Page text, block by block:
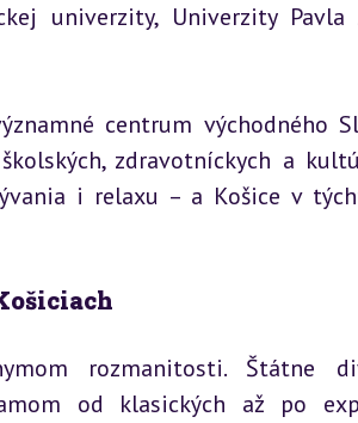
univerzity, Univerzity
centrum východného
zdravotníckych a
i relaxu – a Košice v
rozmanitosti. Štátne
od klasických až po